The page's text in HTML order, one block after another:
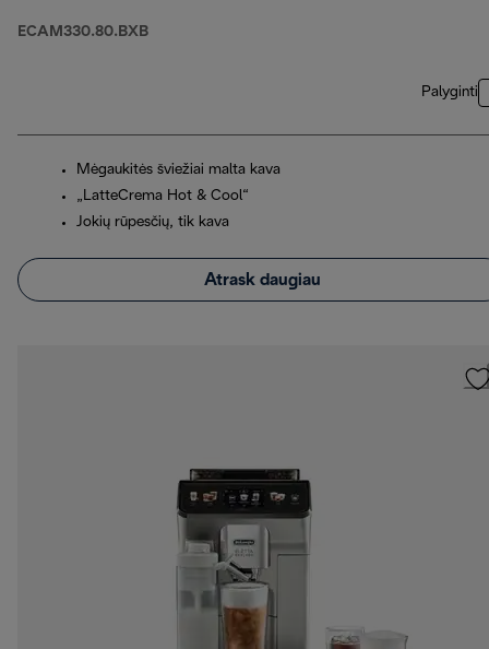
ECAM330.80.BXB
Palyginti
Mėgaukitės šviežiai malta kava
„LatteCrema Hot & Cool“
Jokių rūpesčių, tik kava
Atrask daugiau